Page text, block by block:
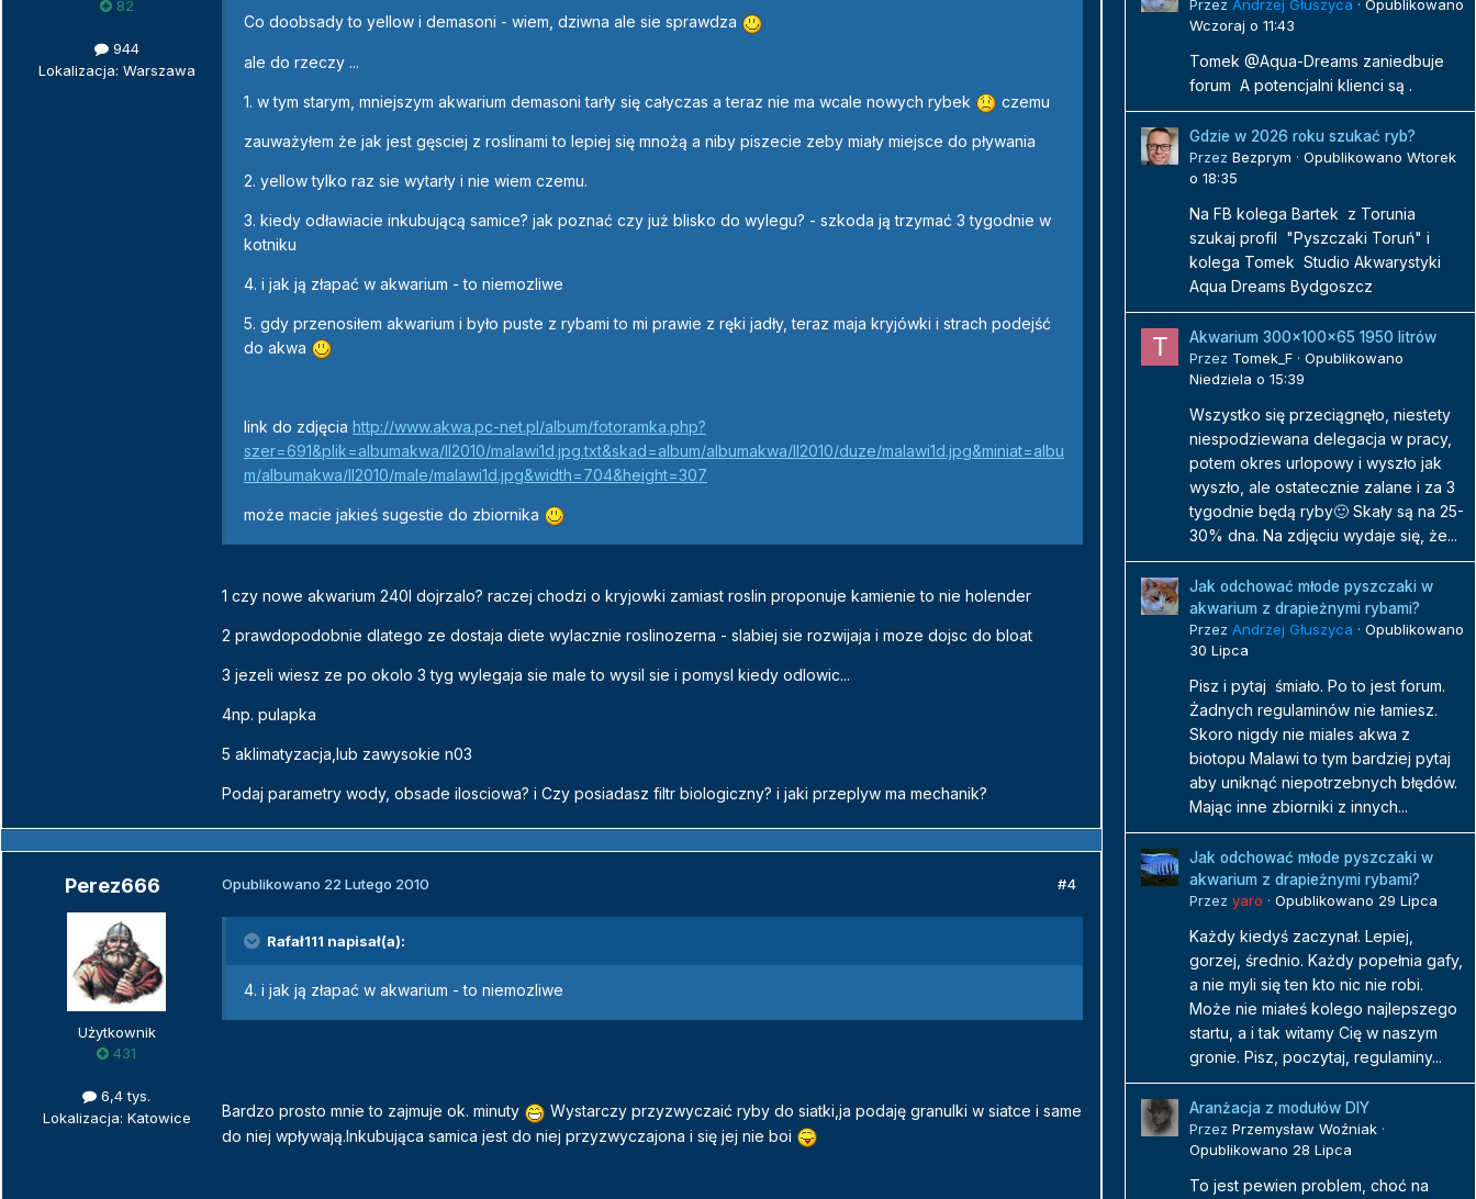
82
944
Lokalizacja: Warszawa
Co doobsady to yellow i demasoni - wiem, dziwna ale sie sprawdza
ale do rzeczy ...
1. w tym starym, mniejszym akwarium demasoni tarły się całyczas a teraz nie ma wcale nowych rybek czemu
zauważyłem że jak jest gęsciej z roslinami to lepiej się mnożą a niby piszecie zeby miały miejsce do pływania
2. yellow tylko raz sie wytarły i nie wiem czemu.
3. kiedy odławiacie inkubującą samice? jak poznać czy już blisko do wylegu? - szkoda ją trzymać 3 tygodnie w
kotniku
4. i jak ją złapać w akwarium - to niemozliwe
5. gdy przenosiłem akwarium i było puste z rybami to mi prawie z ręki jadły, teraz maja kryjówki i strach podejść
do akwa
link do zdjęcia http://www.akwa.pc-net.pl/album/fotoramka.php?
szer=691&plik=albumakwa/II2010/malawi1d.jpg.txt&skad=album/albumakwa/II2010/duze/malawi1d.jpg&miniat=albu
m/albumakwa/II2010/male/malawi1d.jpg&width=704&height=307
może macie jakieś sugestie do zbiornika
1 czy nowe akwarium 240l dojrzalo? raczej chodzi o kryjowki zamiast roslin proponuje kamienie to nie holender
2 prawdopodobnie dlatego ze dostaja diete wylacznie roslinozerna - slabiej sie rozwijaja i moze dojsc do bloat
3 jezeli wiesz ze po okolo 3 tyg wylegaja sie male to wysil sie i pomysl kiedy odlowic...
4np. pulapka
5 aklimatyzacja,lub zawysokie n03
Podaj parametry wody, obsade ilosciowa? i Czy posiadasz filtr biologiczny? i jaki przeplyw ma mechanik?
Perez666
Użytkownik
431
6,4 tys.
Lokalizacja: Katowice
#4
Opublikowano 22 Lutego 2010
Rafał111 napisał(a):
4. i jak ją złapać w akwarium - to niemozliwe
Bardzo prosto mnie to zajmuje ok. minuty
Wystarczy przyzwyczaić ryby do siatki,ja podaję granulki w siatce i same
do niej wpływają.Inkubująca samica jest do niej przyzwyczajona i się jej nie boi
Przez Andrzej Głuszyca · Opublikowano
Wczoraj o 11:43
Tomek @Aqua-Dreams zaniedbuje
forum A potencjalni klienci są .
Gdzie w 2026 roku szukać ryb?
Przez Bezprym · Opublikowano Wtorek
o 18:35
Na FB kolega Bartek z Torunia
szukaj profil "Pyszczaki Toruń" i
kolega Tomek Studio Akwarystyki
Aqua Dreams Bydgoszcz
Akwarium 300x100x65 1950 litrów
Przez Tomek_F · Opublikowano
Niedziela o 15:39
Wszystko się przeciągnęło, niestety
niespodziewana delegacja w pracy,
potem okres urlopowy i wyszło jak
wyszło, ale ostatecznie zalane i za 3
tygodnie będą ryby🙂 Skały są na 25-
30% dna. Na zdjęciu wydaje się, że...
Jak odchować młode pyszczaki w
akwarium z drapieżnymi rybami?
Przez Andrzej Głuszyca · Opublikowano
30 Lipca
Pisz i pytaj śmiało. Po to jest forum.
Żadnych regulaminów nie łamiesz.
Skoro nigdy nie miales akwa z
biotopu Malawi to tym bardziej pytaj
aby uniknąć niepotrzebnych błędów.
Mając inne zbiorniki z innych...
Jak odchować młode pyszczaki w
akwarium z drapieżnymi rybami?
Przez yaro · Opublikowano 29 Lipca
Każdy kiedyś zaczynał. Lepiej,
gorzej, średnio. Każdy popełnia gafy,
a nie myli się ten kto nic nie robi.
Może nie miałeś kolego najlepszego
startu, a i tak witamy Cię w naszym
gronie. Pisz, poczytaj, regulaminy...
Aranżacja z modułów DIY
Przez Przemysław Woźniak ·
Opublikowano 28 Lipca
To jest pewien problem, choć na